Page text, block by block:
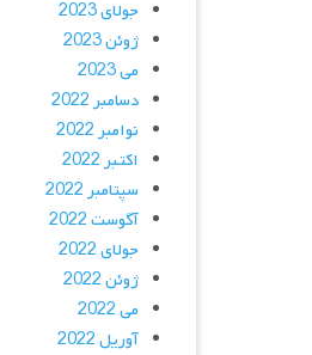
جولای 2023
ژوئن 2023
می 2023
دسامبر 2022
نوامبر 2022
اکتبر 2022
سپتامبر 2022
آگوست 2022
جولای 2022
ژوئن 2022
می 2022
آوریل 2022